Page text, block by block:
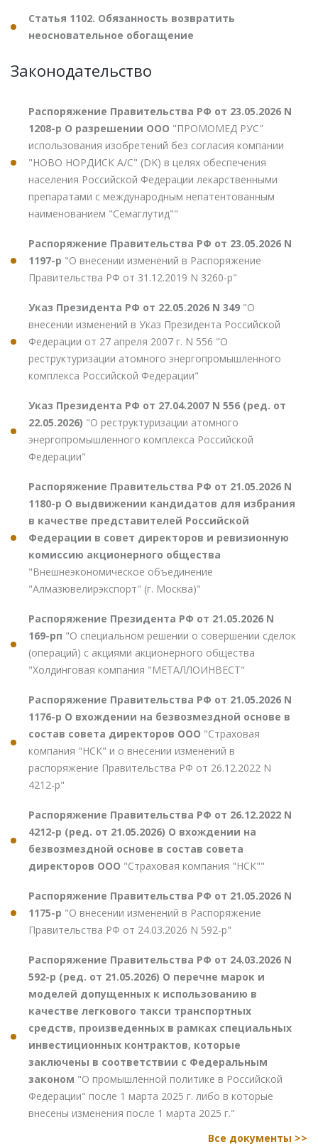
Статья 1102. Обязанность возвратить
неосновательное обогащение
Законодательство
Распоряжение Правительства РФ от 23.05.2026 N
1208-р О разрешении ООО "ПРОМОМЕД РУС"
использования изобретений без согласия компании
"НОВО НОРДИСК А/С" (DK) в целях обеспечения
населения Российской Федерации лекарственными
препаратами с международным непатентованным
наименованием "Семаглутид""
Распоряжение Правительства РФ от 23.05.2026 N
1197-р "О внесении изменений в Распоряжение
Правительства РФ от 31.12.2019 N 3260-р"
Указ Президента РФ от 22.05.2026 N 349 "О
внесении изменений в Указ Президента Российской
Федерации от 27 апреля 2007 г. N 556 "О
реструктуризации атомного энергопромышленного
комплекса Российской Федерации"
Указ Президента РФ от 27.04.2007 N 556 (ред. от
22.05.2026) "О реструктуризации атомного
энергопромышленного комплекса Российской
Федерации"
Распоряжение Правительства РФ от 21.05.2026 N
1180-р О выдвижении кандидатов для избрания
в качестве представителей Российской
Федерации в совет директоров и ревизионную
комиссию акционерного общества
"Внешнеэкономическое объединение
"Алмазювелирэкспорт" (г. Москва)"
Распоряжение Президента РФ от 21.05.2026 N
169-рп "О специальном решении о совершении сделок
(операций) с акциями акционерного общества
"Холдинговая компания "МЕТАЛЛОИНВЕСТ"
Распоряжение Правительства РФ от 21.05.2026 N
1176-р О вхождении на безвозмездной основе в
состав совета директоров ООО "Страховая
компания "НСК" и о внесении изменений в
распоряжение Правительства РФ от 26.12.2022 N
4212-р"
Распоряжение Правительства РФ от 26.12.2022 N
4212-р (ред. от 21.05.2026) О вхождении на
безвозмездной основе в состав совета
директоров ООО "Страховая компания "НСК""
Распоряжение Правительства РФ от 21.05.2026 N
1175-р "О внесении изменений в Распоряжение
Правительства РФ от 24.03.2026 N 592-р"
Распоряжение Правительства РФ от 24.03.2026 N
592-р (ред. от 21.05.2026) О перечне марок и
моделей допущенных к использованию в
качестве легкового такси транспортных
средств, произведенных в рамках специальных
инвестиционных контрактов, которые
заключены в соответствии с Федеральным
законом "О промышленной политике в Российской
Федерации" после 1 марта 2025 г. либо в которые
внесены изменения после 1 марта 2025 г."
Все документы >>